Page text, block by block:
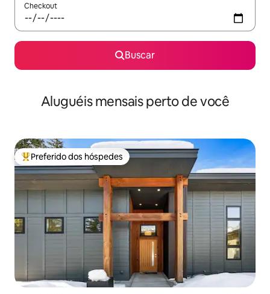
Checkout
Buscar
Aluguéis mensais perto de você
Entre os melhores preferidos dos hóspedes
Preferido dos hóspedes